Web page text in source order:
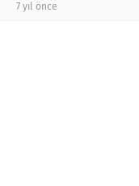
7 yıl önce